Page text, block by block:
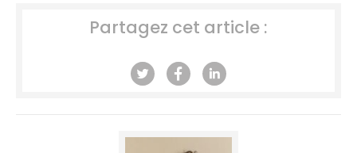
Partagez cet article :